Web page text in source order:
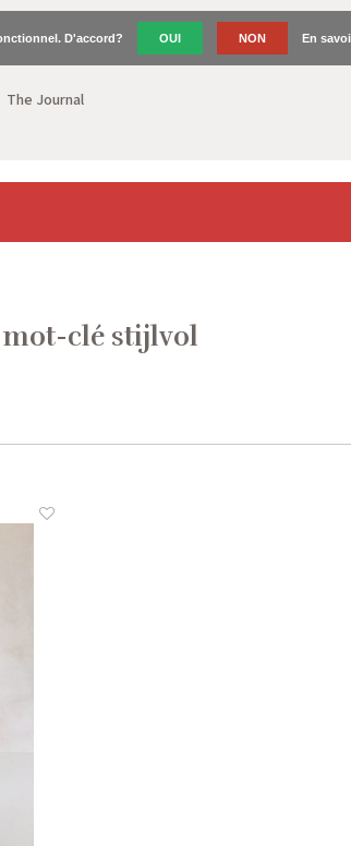
The Journal
mot-clé stijlvol
D'accord? OUI NON En